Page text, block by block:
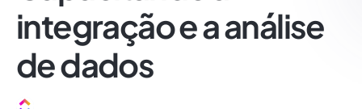
integração e a análise
de dados